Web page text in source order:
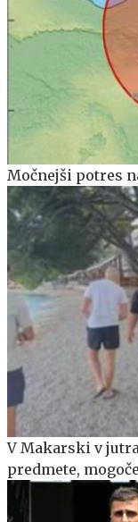
Močnejši potres
V Makarski v
predmete,